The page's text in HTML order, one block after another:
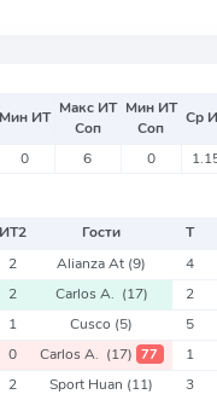
Мин ИТ Макс ИТ
Соп
Мин ИТ
Соп
Ср
0 6 0
ИТ2 Гости Т
2 Alianza At (9) 4
2 Carlos A. (17) 2
1 Cusco (5) 5
0 Carlos A. (17) 77 1
2 Sport Huan (11) 3